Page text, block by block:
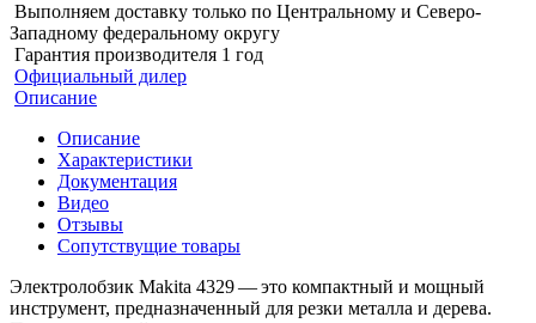
Выполняем доставку только по Центральному и Северо-
Западному федеральному округу
Гарантия производителя 1 год
Официальный дилер
Описание
Описание
Характеристики
Документация
Видео
Отзывы
Сопутствущие товары
Электролобзик Makita 4329 — это компактный и мощный
инструмент, предназначенный для резки металла и дерева.